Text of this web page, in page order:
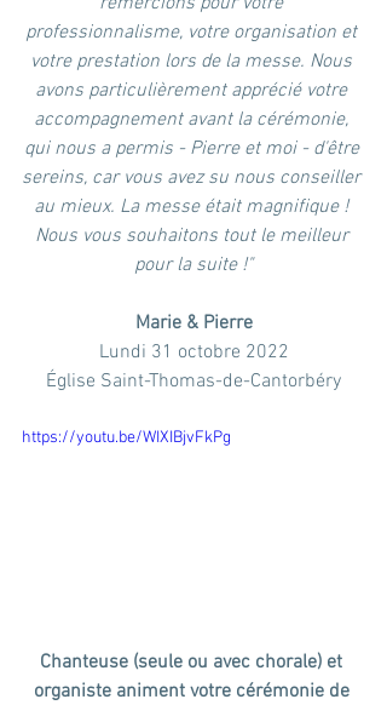
professionnalisme, votre organisation et
votre prestation lors de la messe. Nous
avons particulièrement apprécié votre
accompagnement avant la cérémonie,
qui nous a permis - Pierre et moi - d'être
sereins, car vous avez su nous conseiller
au mieux. La messe était magnifique !
Nous vous souhaitons tout le meilleur
pour la suite !"
Marie & Pierre
Lundi 31 octobre 2022
Église Saint-Thomas-de-Cantorbéry
https://youtu.be/WIXIBjvFkPg
Chanteuse (seule ou avec chorale) et
organiste animent votre cérémonie de